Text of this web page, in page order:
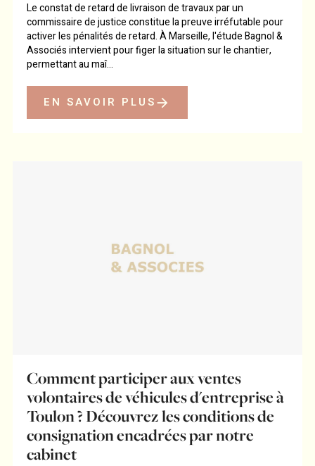
Le constat de retard de livraison de travaux par un
commissaire de justice constitue la preuve irréfutable pour
activer les pénalités de retard. À Marseille, l'étude Bagnol &
Associés intervient pour figer la situation sur le chantier,
permettant au maî...
EN SAVOIR PLUS
Comment participer aux ventes
volontaires de véhicules d'entreprise à
Toulon ? Découvrez les conditions de
consignation encadrées par notre
cabinet